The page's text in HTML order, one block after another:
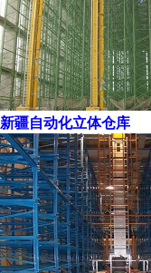
新疆自动化立体仓库